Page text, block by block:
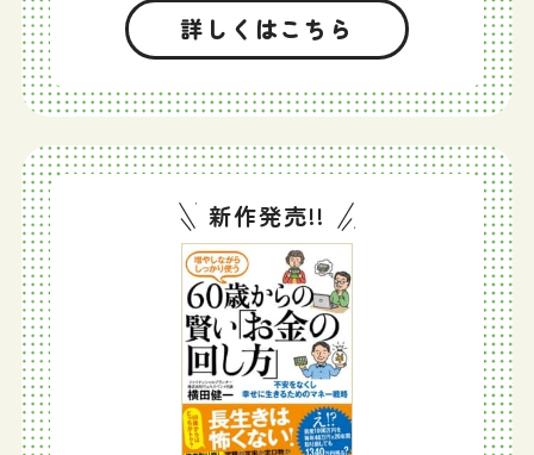
詳しくはこちら
新作発売!!